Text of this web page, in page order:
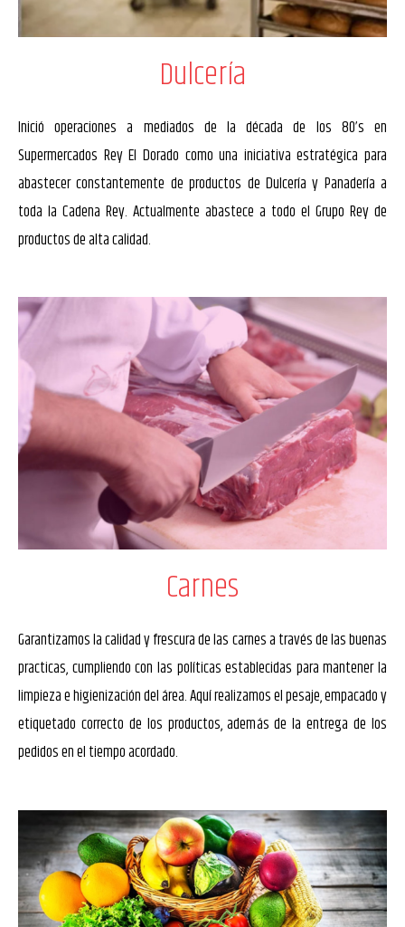
Dulcería
Inició operaciones a mediados de la década de los 80’s en
Supermercados Rey El Dorado como una iniciativa estratégica para
abastecer constantemente de productos de Dulcería y Panadería a
toda la Cadena Rey. Actualmente abastece a todo el Grupo Rey de
productos de alta calidad.
Carnes
Garantizamos la calidad y frescura de las carnes a través de las buenas
practicas, cumpliendo con las políticas establecidas para mantener la
limpiezae higienizacióndel área. Aquí realizamos el pesaje, empacado y
etiquetado correcto de los productos, además de la entrega de los
pedidos en el tiempo acordado.